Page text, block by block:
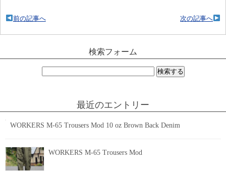
次の記事へ
前の記事へ
検索フォーム
最近のエントリー
WORKERS M-65 Trousers Mod 10 oz Brown Back Denim
WORKERS M-65 Trousers Mod